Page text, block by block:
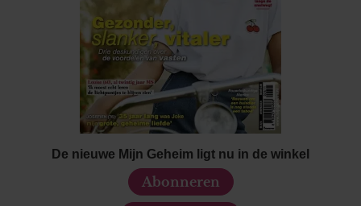
De nieuwe Mijn Geheim ligt nu in de winkel
Abonneren